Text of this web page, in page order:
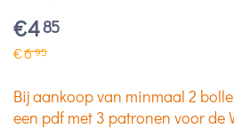
€485
€695
Bij aankoop van minmaal 2
een pdf met 3 patronen voor de